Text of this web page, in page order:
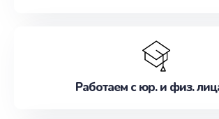
Работаем с юр. и физ.